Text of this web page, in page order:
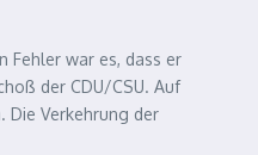
Fehler war es, dass er
der CDU/CSU. Auf
Die Verkehrung der